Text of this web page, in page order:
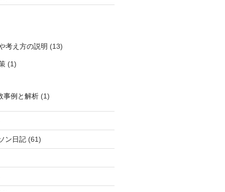
考え方の説明 (13)
(1)
事例と解析(1)
ン日記(61)